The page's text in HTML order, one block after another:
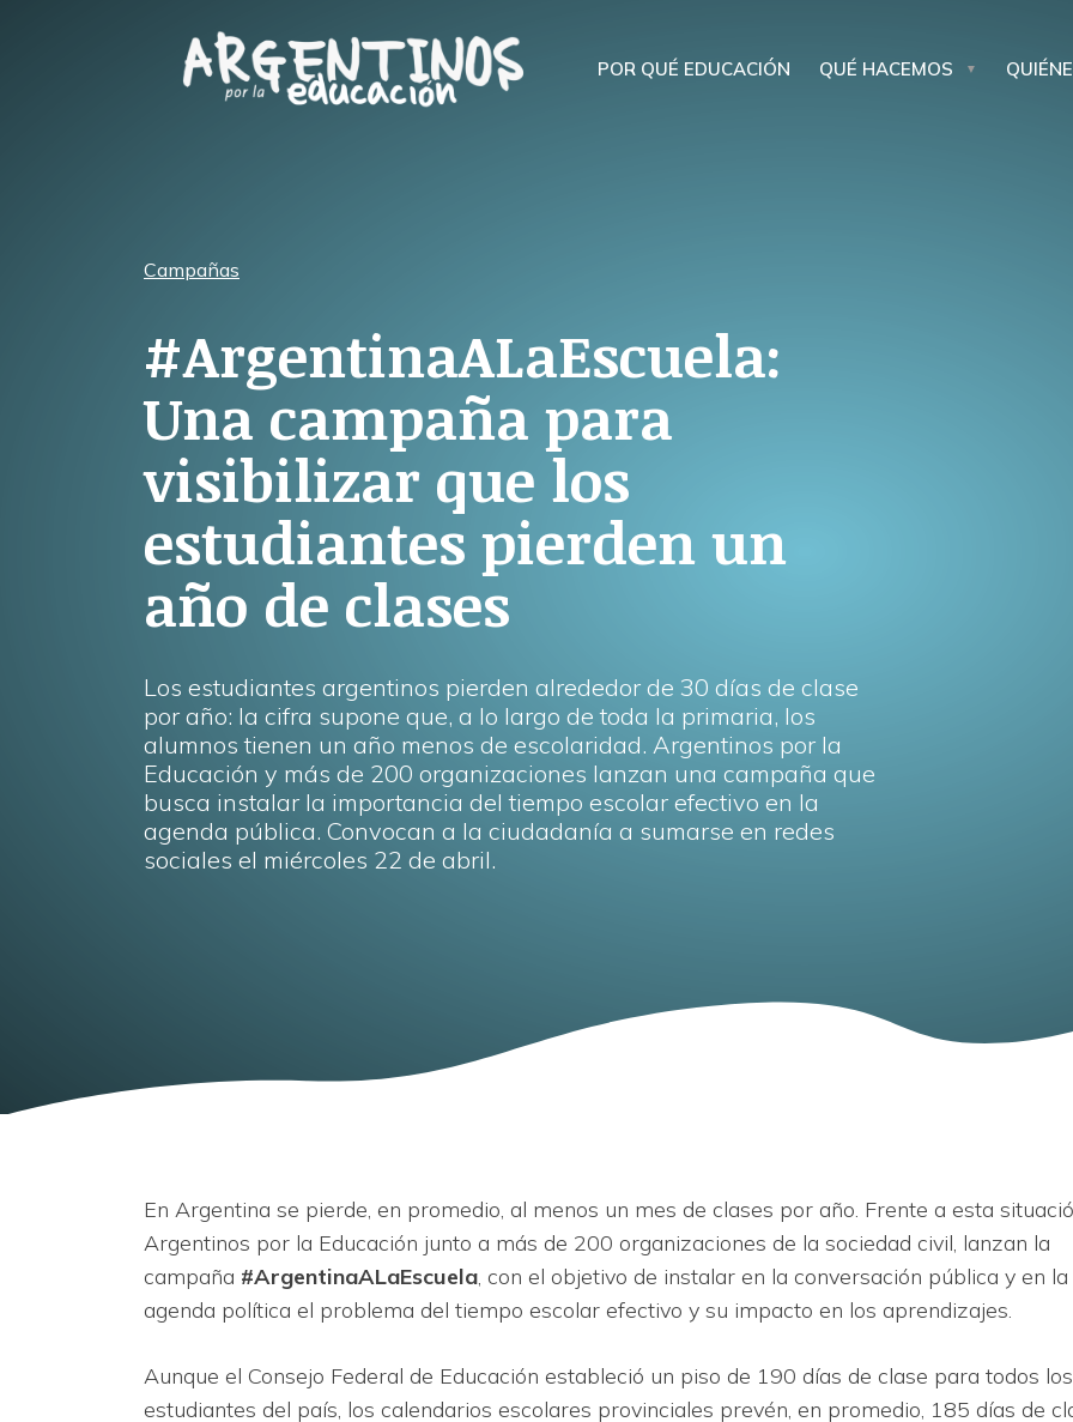
POR QUÉ EDUCACIÓN QUÉ HACEMOS
Campañas
#ArgentinaALaEscuela:
Una campaña para
visibilizar que los
estudiantes pierden un
año de clases
Los estudiantes argentinos pierden alrededor de 30 días de clase
por año: la cifra supone que, a lo largo de toda la primaria, los
alumnos tienen un año menos de escolaridad. Argentinos por la
Educación y más de 200 organizaciones lanzan una campaña que
busca instalar la importancia del tiempo escolar efectivo en la
agenda pública. Convocan a la ciudadanía a sumarse en redes
sociales el miércoles 22 de abril.
En Argentina se pierde, en promedio, al menos un mes de clases por año. Frente a esta
Argentinos por la Educación junto a más de 200 organizaciones de la sociedad civil, lanzan la
campaña #ArgentinaALaEscuela, con el objetivo de instalar en la conversación pública y en la
agenda política el problema del tiempo escolar efectivo y su impacto en los aprendizajes.
Aunque el Consejo Federal de Educación estableció un piso de 190 días de clase para todos los
estudiantes del país, los calendarios escolares provinciales prevén, en promedio, 185 días de